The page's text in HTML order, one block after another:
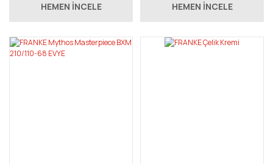
HEMEN İNCELE HEMEN İNCELE